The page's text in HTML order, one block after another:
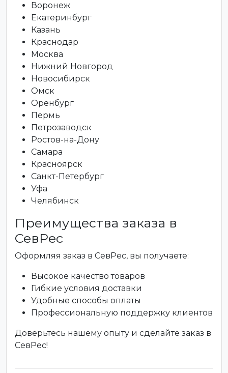
Воронеж
Екатеринбург
Казань
Краснодар
Москва
Нижний Новгород
Новосибирск
Омск
Оренбург
Пермь
Петрозаводск
Ростов-на-Дону
Самара
Красноярск
Санкт-Петербург
Уфа
Челябинск
Преимущества заказа в
СевРес
Оформляя заказ в СевРес, вы получаете:
Высокое качество товаров
Гибкие условия доставки
Удобные способы оплаты
Профессиональную поддержку клиентов
Доверьтесь нашему опыту и сделайте заказ в
СевРес!